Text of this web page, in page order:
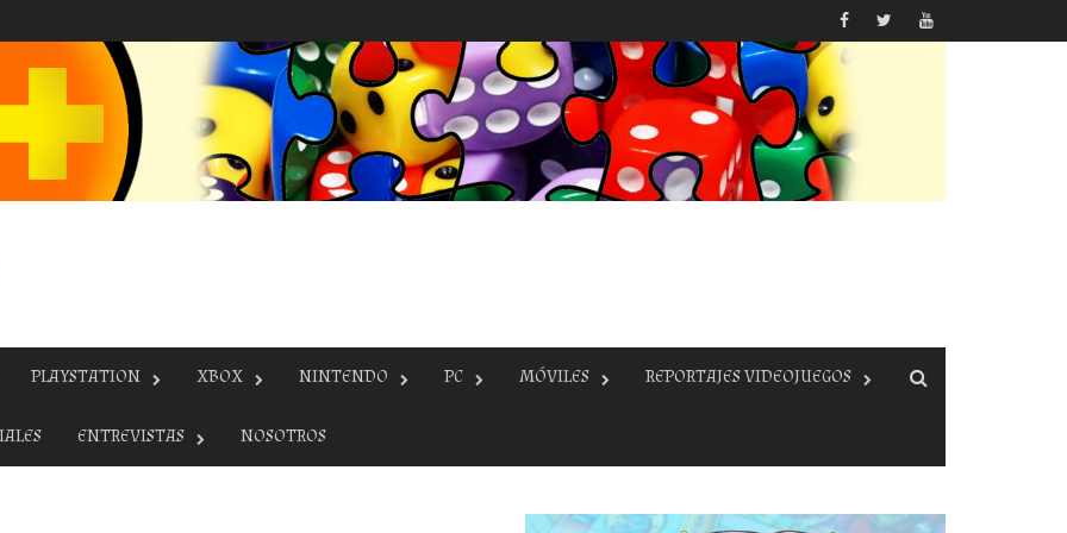
PLAYSTATION XBOX NINTENDO PC MÓVILES REPORTAJES VIDEOJUEGOS
ENTREVISTAS NOSOTROS